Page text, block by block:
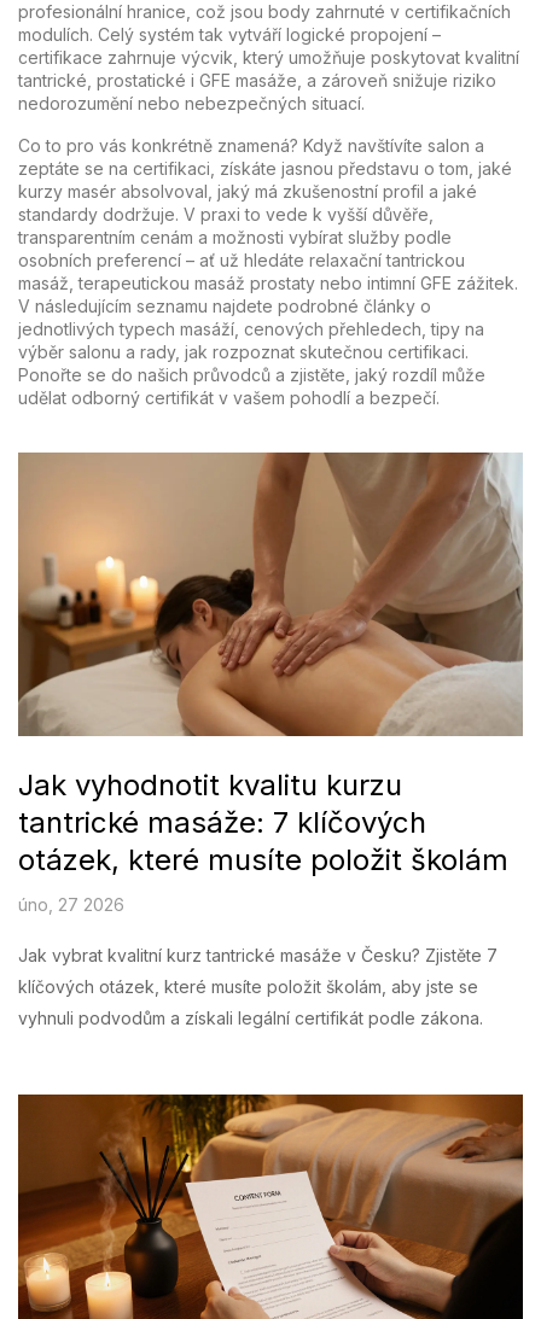
profesionální hranice, což jsou body zahrnuté v certifikačních
modulích. Celý systém tak vytváří logické propojení –
certifikace zahrnuje výcvik, který umožňuje poskytovat kvalitní
tantrické, prostatické i GFE masáže, a zároveň snižuje riziko
nedorozumění nebo nebezpečných situací.
Co to pro vás konkrétně znamená? Když navštívíte salon a
zeptáte se na certifikaci, získáte jasnou představu o tom, jaké
kurzy masér absolvoval, jaký má zkušenostní profil a jaké
standardy dodržuje. V praxi to vede k vyšší důvěře,
transparentním cenám a možnosti vybírat služby podle
osobních preferencí – ať už hledáte relaxační tantrickou
masáž, terapeutickou masáž prostaty nebo intimní GFE zážitek.
V následujícím seznamu najdete podrobné články o
jednotlivých typech masáží, cenových přehledech, tipy na
výběr salonu a rady, jak rozpoznat skutečnou certifikaci.
Ponořte se do našich průvodců a zjistěte, jaký rozdíl může
udělat odborný certifikát v vašem pohodlí a bezpečí.
Jak vyhodnotit kvalitu kurzu
tantrické masáže: 7 klíčových
otázek, které musíte položit školám
úno, 27 2026
Jak vybrat kvalitní kurz tantrické masáže v Česku? Zjistěte 7
klíčových otázek, které musíte položit školám, aby jste se
vyhnuli podvodům a získali legální certifikát podle zákona.